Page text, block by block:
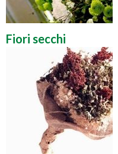
Fiori secchi